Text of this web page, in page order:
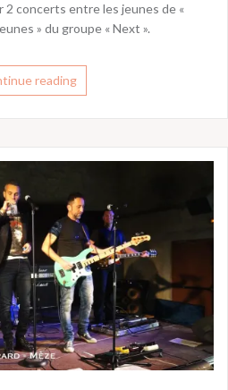
2 concerts entre les jeunes de «
» du groupe « Next ».
reading